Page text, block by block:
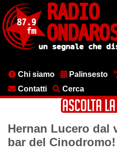
contenuto
principale
MenuChi siamo Palinsesto
Contatti
Cerca
Hernan Lucero dal
bar del Cinodromo!